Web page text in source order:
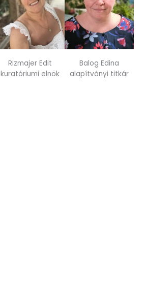
Rizmajer Edit
kuratóriumi elnök
Balog Edina
alapítványi titkár